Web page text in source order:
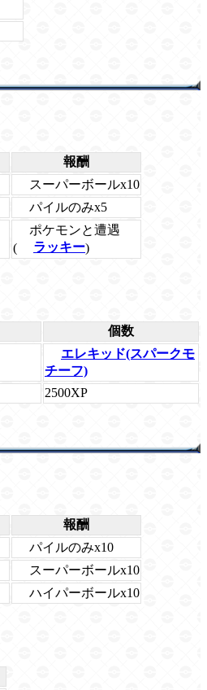
報酬
スーパーボールx10
パイルのみx5
ポケモンと遭遇
(
ラッキー)
個数
エレキッド(スパークモ
チーフ)
2500XP
報酬
パイルのみx10
スーパーボールx10
ハイパーボールx10